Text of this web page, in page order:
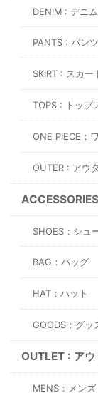
DENIM : デニム
PANTS : パンツ
SKIRT : スカー
TOPS : トップ
ONE PIECE：
OUTER : アウ
SHOES：シュ
BAG：バッグ
HAT：ハット
GOODS：グッ
OUTLET : アウ
MENS：メンズ